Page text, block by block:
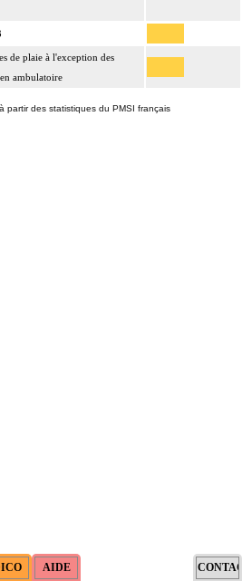
de plaie à l'exception des
ambulatoire
partir des statistiques du PMSI français